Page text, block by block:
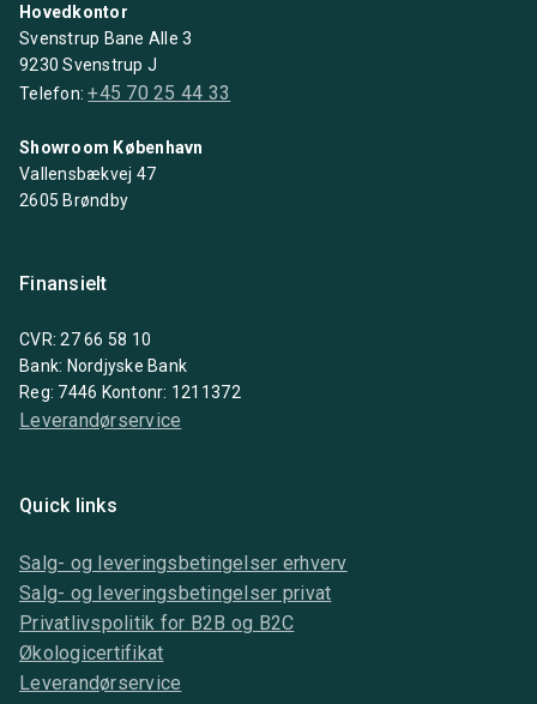
Hovedkontor
Svenstrup Bane Alle 3
9230 Svenstrup J
Telefon:+45 70 25 44 33
Showroom København
Vallensbækvej 47
2605 Brøndby
Finansielt
CVR: 27 66 58 10
Bank: Nordjyske Bank
Reg: 7446 Kontonr: 1211372
Leverandørservice
Quick links
Salg- og leveringsbetingelser erhverv
Salg- og leveringsbetingelser privat
Privatlivspolitik for B2B og B2C
Økologicertifikat
Leverandørservice